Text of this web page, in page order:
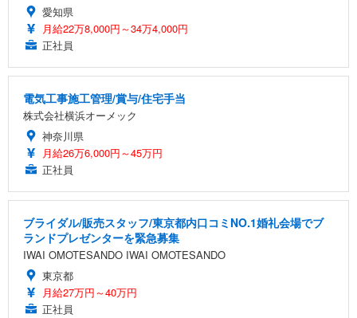
愛知県
月給22万8,000円～34万4,000円
正社員
電気工事施工管理/賞与/住宅手当
株式会社横浜オーメック
神奈川県
月給26万6,000円～45万円
正社員
ブライダル/販売スタッフ/東京都内口コミNO.1婚礼会場でブ
ランドプレゼンターを緊急募集
IWAI OMOTESANDO IWAI OMOTESANDO
東京都
月給27万円～40万円
正社員